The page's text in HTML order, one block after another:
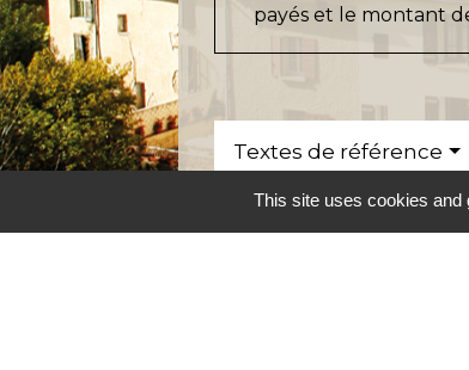
payés et le montant
Textes de référence
This site uses cookies and